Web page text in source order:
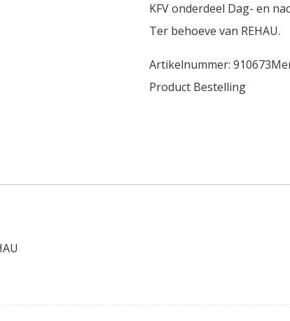
KFV onderdeel Dag- en
Ter behoeve van REHAU.
Artikelnummer: 910673
Product Bestelling